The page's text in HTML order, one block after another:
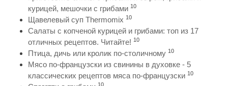
курицей, мешочки с грибами 10
Щавелевый суп Thermomix 10
Салаты с копченой курицей и грибами: топ из 17
отличных рецептов. Читайте! 10
Птица, дичь или кролик по-столичному 10
Мясо по-французски из свинины в духовке - 5
классических рецептов мяса по-французски 10
10